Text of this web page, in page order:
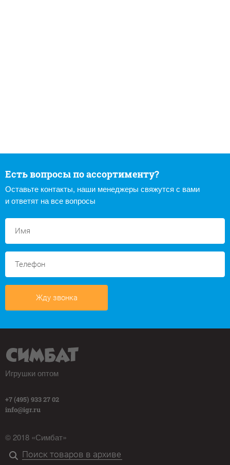
Есть вопросы по ассортименту?
Оставьте контакты, наши менеджеры свяжутся с вами
и ответят на все вопросы
Жду звонка
Игрушки оптом
+7 (495) 933 27 02
info@igr.ru
© 2018 «Симбат»